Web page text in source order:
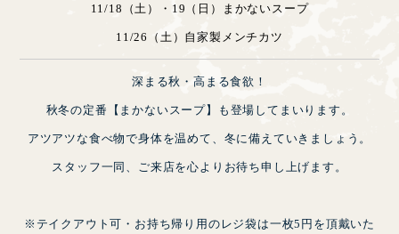
11/18（土）・19（日）まかないスープ
11/26（土）自家製メンチカツ
深まる秋・高まる食欲！
秋冬の定番【まかないスープ】も登場してまいります。
アツアツな食べ物で身体を温めて、冬に備えていきましょう。
スタッフ一同、ご来店を心よりお待ち申し上げます。
※テイクアウト可・お持ち帰り用のレジ袋は一枚5円を頂戴いた